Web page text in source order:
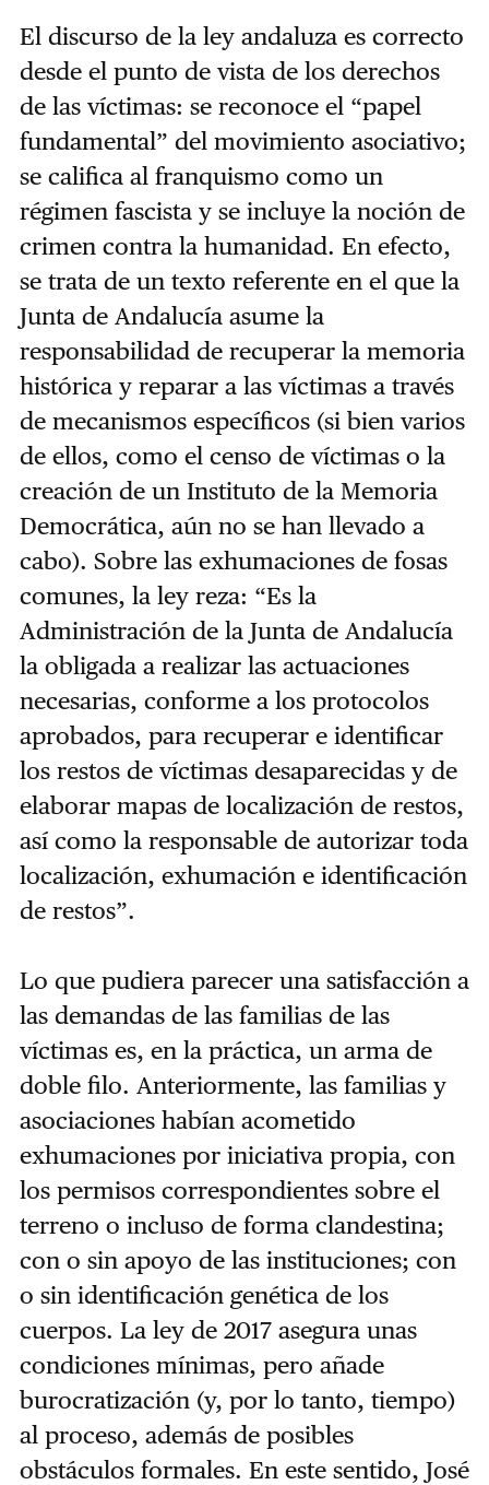
El discurso de la ley andaluza es correcto
desde el punto de vista de los derechos
de las víctimas: se reconoce el “papel
fundamental” del movimiento asociativo;
se califica al franquismo como un
régimen fascista y se incluye la noción de
crimen contra la humanidad. En efecto,
se trata de un texto referente en el que la
Junta de Andalucía asume la
responsabilidad de recuperar la memoria
histórica y reparar a las víctimas a través
de mecanismos específicos (si bien varios
de ellos, como el censo de víctimas o la
creación de un Instituto de la Memoria
Democrática, aún no se han llevado a
cabo). Sobre las exhumaciones de fosas
comunes, la ley reza: “Es la
Administración de la Junta de Andalucía
la obligada a realizar las actuaciones
necesarias, conforme a los protocolos
aprobados, para recuperar e identificar
los restos de víctimas desaparecidas y de
elaborar mapas de localización de restos,
así como la responsable de autorizar toda
localización, exhumación e identificación
de restos”.
Lo que pudiera parecer una satisfacción a
las demandas de las familias de las
víctimas es, en la práctica, un arma de
doble filo. Anteriormente, las familias y
asociaciones habían acometido
exhumaciones por iniciativa propia, con
los permisos correspondientes sobre el
terreno o incluso de forma clandestina;
con o sin apoyo de las instituciones; con
o sin identificación genética de los
cuerpos. La ley de 2017 asegura unas
condiciones mínimas, pero añade
burocratización (y, por lo tanto, tiempo)
al proceso, además de posibles
obstáculos formales. En este sentido, José